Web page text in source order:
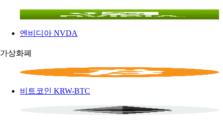
엔비디아 NVDA
가상화폐
비트코인 KRW-BTC